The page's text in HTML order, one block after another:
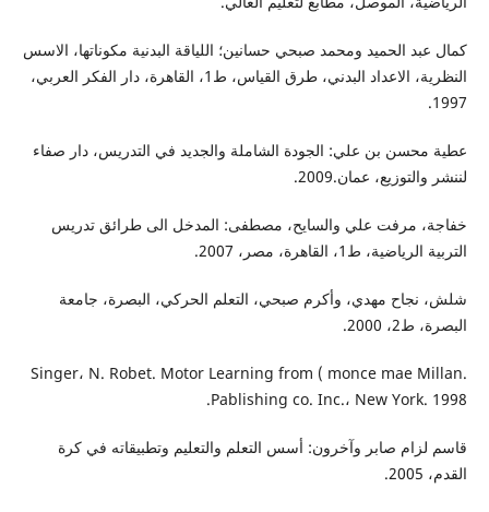
كمال عبد الحميد ومحمد صبحي حسانين؛ اللياقة البدنية مكوناتها، الاسس
النظرية، الاعداد البدني، طرق القياس، ط1، القاهرة، دار الفكر العربي،
1997.
عطية محسن بن علي: الجودة الشاملة والجديد في التدريس، دار صفاء
لننشر والتوزيع، عمان.2009.
خفاجة، مرفت علي والسايح، مصطفى: المدخل الى طرائق تدريس
التربية الرياضية، ط1، القاهرة، مصر، 2007.
شلش، نجاح مهدي، وأكرم صبحي، التعلم الحركي، البصرة، جامعة
البصرة، ط2، 2000.
Singer، N. Robet. Motor Learning from ( monce mae Millan.
Pablishing co. Inc.، New York. 1998.
قاسم لزام صابر وآخرون: أسس التعلم والتعليم وتطبيقاته في كرة
القدم، 2005.